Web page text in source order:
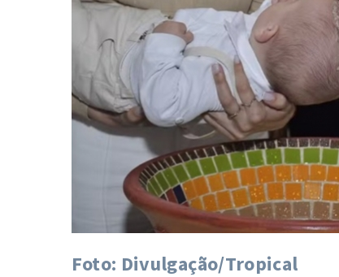
Foto: Divulgação/Tropical